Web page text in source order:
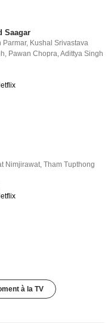
Saagar
Parmar, Kushal Srivastava
, Pawan Chopra,Adittya Singh
Nimjirawat ,Tham Tupthong
à la TV